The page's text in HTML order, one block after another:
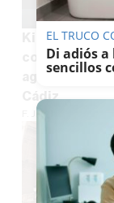
Kilométrica
conducir en
aguardan
Cádiz
F. JIMÉNEZ
EL TRUCO
Di adiós
sencillos